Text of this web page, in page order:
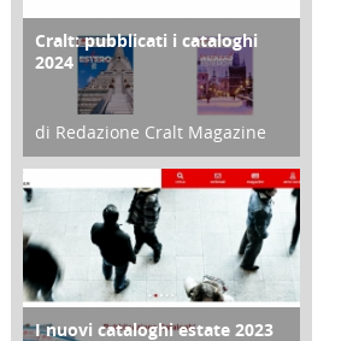
COPERTINA
Cralt: pubblicati i cataloghi
2024
di Redazione Cralt Magazine
21 Novembre 2023
CONTRO COPERTINA
I nuovi cataloghi estate 2023